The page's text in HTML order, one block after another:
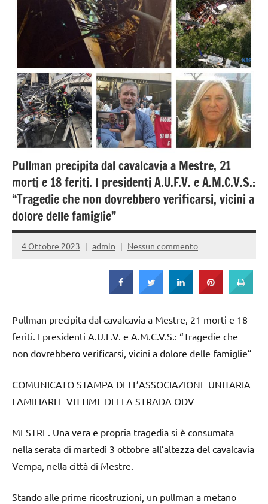
Pullman precipita dal cavalcavia a Mestre, 21
morti e 18 feriti. I presidenti A.U.F.V. e A.M.C.V.S.:
“Tragedie che non dovrebbero verificarsi, vicini a
dolore delle famiglie”
4 Ottobre 2023 admin Nessun commento
Pullman precipita dal cavalcavia a Mestre, 21 morti e 18
feriti. I presidenti A.U.F.V. e A.M.C.V.S.: “Tragedie che
non dovrebbero verificarsi, vicini a dolore delle famiglie”
COMUNICATO STAMPA DELL’ASSOCIAZIONE UNITARIA
FAMILIARI E VITTIME DELLA STRADA ODV
MESTRE. Una vera e propria tragedia si è consumata
nella serata di martedì 3 ottobre all’altezza del cavalcavia
Vempa, nella città di Mestre.
Stando alle prime ricostruzioni, un pullman a metano